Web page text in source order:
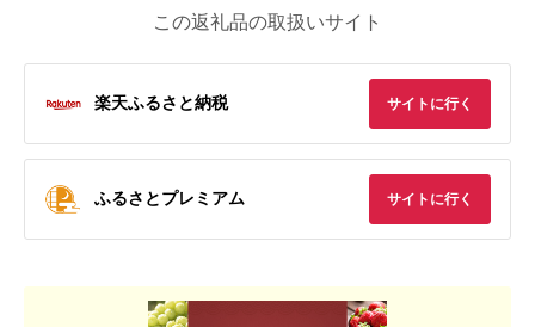
この返礼品の取扱いサイト
楽天ふるさと納税 サイトに行く
ふるさとプレミアム サイトに行く